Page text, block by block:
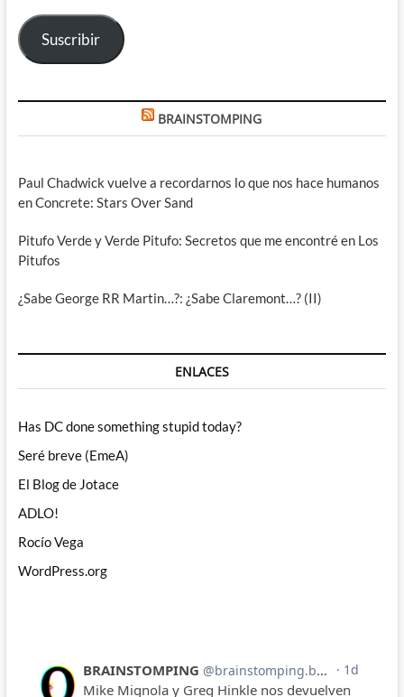
electrónico
Suscribir
BRAINSTOMPING
Paul Chadwick vuelve a recordarnos lo que nos hace humanos
en Concrete: Stars Over Sand
Pitufo Verde y Verde Pitufo: Secretos que me encontré en Los
Pitufos
¿Sabe George RR Martin…?: ¿Sabe Claremont…? (II)
ENLACES
Has DC done something stupid today?
Seré breve (EmeA)
El Blog de Jotace
ADLO!
Rocío Vega
WordPress.org